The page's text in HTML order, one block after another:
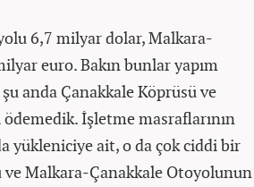
6,7 milyar dolar, Malkara-
euro. Bakın bunlar yapım
anda Çanakkale Köprüsü ve
İşletme masraflarının
yükleniciye ait, o da çok ciddi bir
Malkara-Çanakkale Otoyolunun